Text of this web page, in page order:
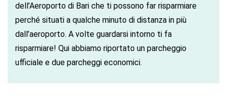
dell’Aeroporto di Bari che ti possono far risparmiare
perché situati a qualche minuto di distanza in più
dall’aeroporto. A volte guardarsi intorno ti fa
risparmiare! Qui abbiamo riportato un parcheggio
ufficiale e due parcheggi economici.